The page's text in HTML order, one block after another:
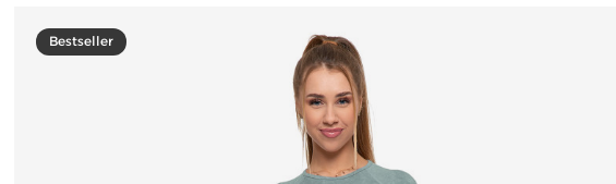
Bestseller